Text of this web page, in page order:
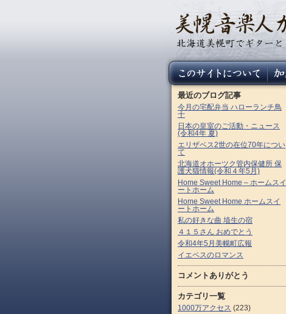
最近のブログ記事
今月の宅配弁当 ハローランチ鳥
十
日本の皇室のご活動・ニュース
(令和4年 夏)
エリザベス2世の在位70年につい
て
北海道オホーツク管内保健所 保
護犬猫情報(令和４年5月)
Home Sweet Home – ホームスイ
ートホーム
Home Sweet Home ホームスイ
ートホーム
私の好きな曲 埴生の宿
４１５さん おめでとう
令和4年5月美幌町広報
イエペスのロマンス
コメントありがとう
カテゴリ一覧
1000万アクセス (223)